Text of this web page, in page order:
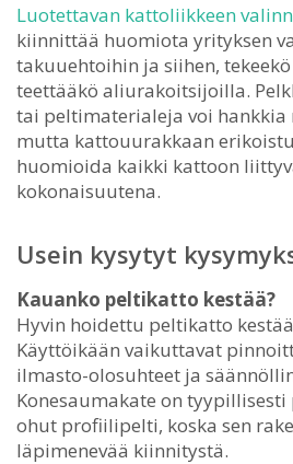
Luotettavan kattoliikkeen
kiinnittää huomiota yrityksen
takuuehtoihin ja siihen,
teettääkö aliurakoitsijoilla.
tai peltimaterialeja voi
mutta kattouurakkaan
huomioida kaikki kattoon
kokonaisuutena.
Usein kysytyt
Kauanko peltikatto kestää?
Hyvin hoidettu peltikatto
Käyttöikään vaikuttavat
ilmasto-olosuhteet ja
Konesaumakate on
ohut profiilipelti, koska sen
läpimenevää kiinnitystä.